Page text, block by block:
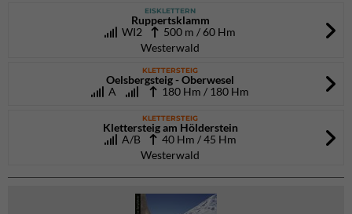
EISKLETTERN
Ruppertsklamm
WI2
500 m / 60 Hm
Westerwald
KLETTERSTEIG
Oelsbergsteig - Oberwesel
A
180 Hm / 180 Hm
KLETTERSTEIG
Klettersteig am Hölderstein
A/B 40 Hm / 45 Hm
Westerwald